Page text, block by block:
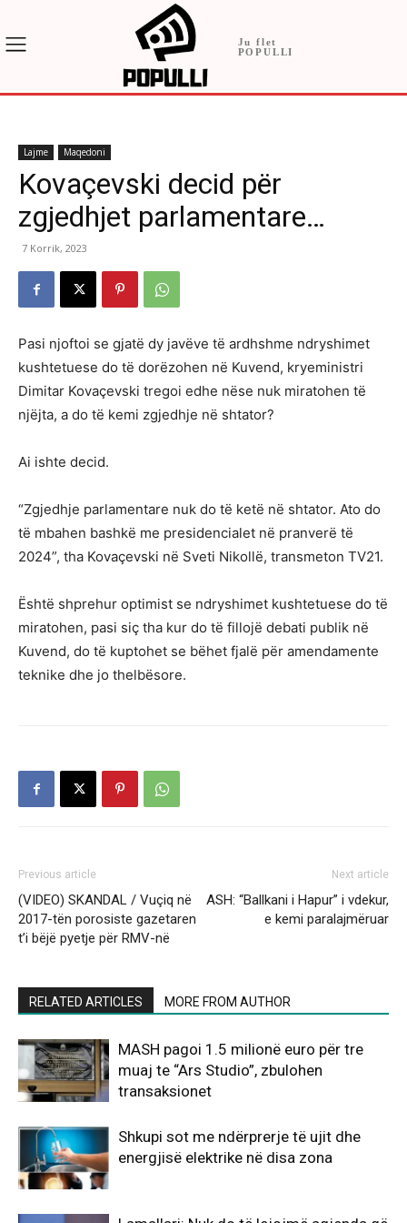
Ju flet
POPULLI
Lajme Maqedoni
Kovaçevski decid për
zgjedhjet parlamentare…
7 Korrik, 2023
Pasi njoftoi se gjatë dy javëve të ardhshme ndryshimet
kushtetuese do të dorëzohen në Kuvend, kryeministri
Dimitar Kovaçevski tregoi edhe nëse nuk miratohen të
njëjta, a do të kemi zgjedhje në shtator?
Ai ishte decid.
“Zgjedhje parlamentare nuk do të ketë në shtator. Ato do
të mbahen bashkë me presidencialet në pranverë të
2024”, tha Kovaçevski në Sveti Nikollë, transmeton TV21.
Është shprehur optimist se ndryshimet kushtetuese do të
miratohen, pasi siç tha kur do të fillojë debati publik në
Kuvend, do të kuptohet se bëhet fjalë për amendamente
teknike dhe jo thelbësore.
Previous article
(VIDEO) SKANDAL / Vuçiq në
2017-tën porosiste gazetaren
t’i bëjë pyetje për RMV-në
Next article
ASH: “Ballkani i Hapur” i vdekur,
e kemi paralajmëruar
RELATED ARTICLES MORE FROM AUTHOR
MASH pagoi 1.5 milionë euro për tre
muaj te “Ars Studio”, zbulohen
transaksionet
Shkupi sot me ndërprerje të ujit dhe
energjisë elektrike në disa zona